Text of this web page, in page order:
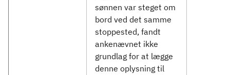
sønnen var steget om
bord ved det samme
stoppested, fandt
ankenævnet ikke
grundlag for at lægge
denne oplysning til